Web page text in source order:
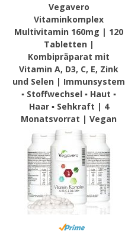
Vegavero
Vitaminkomplex
Multivitamin 160mg | 120
Tabletten |
Kombipräparat mit
Vitamin A, D3, C, E, Zink
und Selen | Immunsystem
▪ Stoffwechsel ▪ Haut ▪
Haar ▪ Sehkraft | 4
Monatsvorrat | Vegan